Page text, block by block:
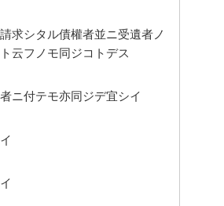
求シタル債權者並ニ受遺者ノ
云フノモ同ジコトデス
ニ付テモ亦同ジデ宜シイ